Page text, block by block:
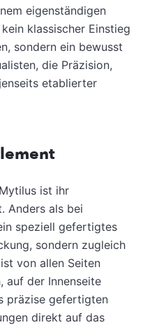
eigenständigen
klassischer Einstieg
sondern ein bewusst
die Präzision,
etablierter
ist ihr
Anders als bei
speziell gefertigtes
sondern zugleich
von allen Seiten
auf der Innenseite
präzise gefertigten
direkt auf das